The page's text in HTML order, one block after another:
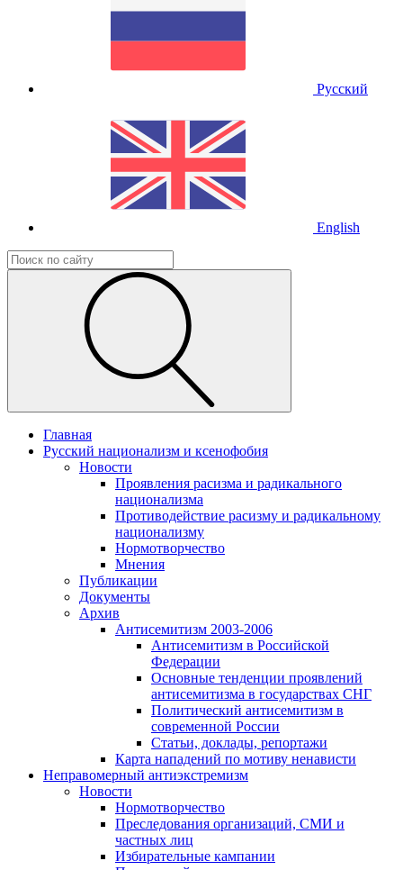
Русский
English
Главная
Русский национализм и ксенофобия
Новости
Проявления расизма и радикального
национализма
Противодействие расизму и радикальному
национализму
Нормотворчество
Мнения
Публикации
Документы
Архив
Антисемитизм 2003-2006
Антисемитизм в Российской
Федерации
Основные тенденции проявлений
антисемитизма в государствах СНГ
Политический антисемитизм в
современной России
Статьи, доклады, репортажи
Карта нападений по мотиву ненависти
Неправомерный антиэкстремизм
Новости
Нормотворчество
Преследования организаций, СМИ и
частных лиц
Избирательные кампании